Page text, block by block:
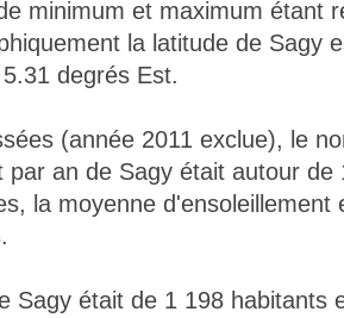
minimum et maximum étant
la latitude de Sagy
degrés Est.
(année 2011 exclue), le
par an de Sagy était autour de
la moyenne d'ensoleillement
Sagy était de 1 198 habitants